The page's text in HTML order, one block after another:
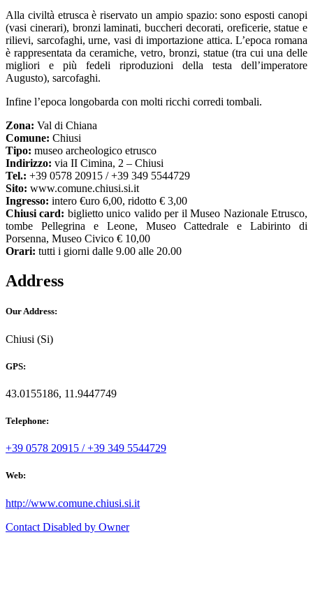
Alla civiltà etrusca è riservato un ampio spazio: sono esposti canopi
(vasi cinerari), bronzi laminati, buccheri decorati, oreficerie, statue e
rilievi, sarcofaghi, urne, vasi di importazione attica. L’epoca romana
è rappresentata da ceramiche, vetro, bronzi, statue (tra cui una delle
migliori e più fedeli riproduzioni della testa dell’imperatore
Augusto), sarcofaghi.
Infine l’epoca longobarda con molti ricchi corredi tombali.
Zona: Val di Chiana
Comune: Chiusi
Tipo: museo archeologico etrusco
Indirizzo: via II Cimina, 2 – Chiusi
Tel.: +39 0578 20915 / +39 349 5544729
Sito: www.comune.chiusi.si.it
Ingresso: intero €uro 6,00, ridotto € 3,00
Chiusi card: biglietto unico valido per il Museo Nazionale Etrusco,
tombe Pellegrina e Leone, Museo Cattedrale e Labirinto di
Porsenna, Museo Civico € 10,00
Orari: tutti i giorni dalle 9.00 alle 20.00
Address
Our Address:
Chiusi (Si)
GPS:
43.0155186, 11.9447749
Telephone:
+39 0578 20915 / +39 349 5544729
Web:
http://www.comune.chiusi.si.it
Contact Disabled by Owner